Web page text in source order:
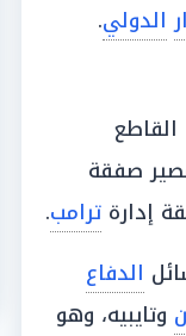
الدولي.
صفقة
إدارة ترامب.
الدفاع
وتايبيه، وهو